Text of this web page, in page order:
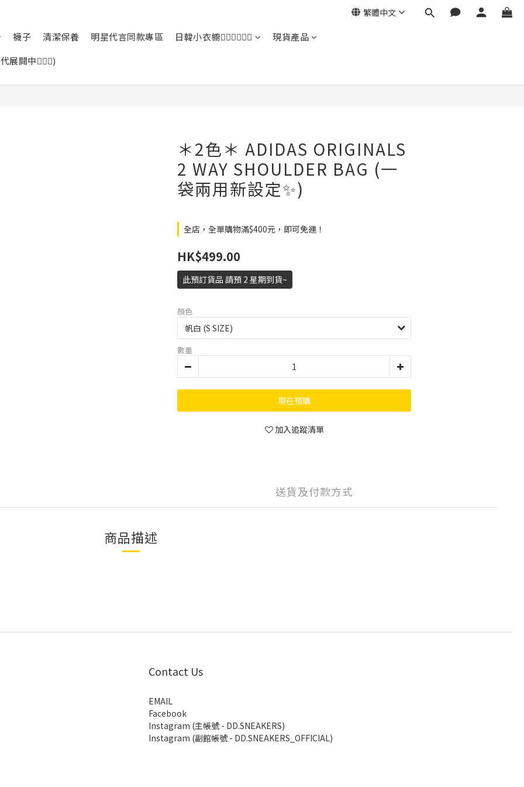
繁體中文
襪子 清潔保養 明星代言同款專區 日韓小衣櫥🙆🏻‍♀️🙆🏻‍♂️
現貨產品
展開中🙆🏻‍♀️)
＊2色＊ ADIDAS ORIGINALS
2 WAY SHOULDER BAG (一
袋兩用新設定✨)
全店，全單購物滿$400元，即可免運！
HK$499.00
此預訂貨品 請預 2 星期到貨~
顏色
數量
現在預購
加入追蹤清單
送貨及付款方式
商品描述
Contact Us
EMAIL
Facebook
Instagram (主帳號 - DD.SNEAKERS)
Instagram (副館帳號 - DD.SNEAKERS_OFFICIAL)